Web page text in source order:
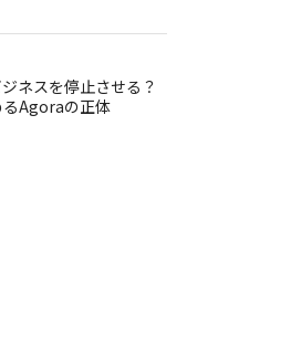
ネスを停止させる？
るAgoraの正体